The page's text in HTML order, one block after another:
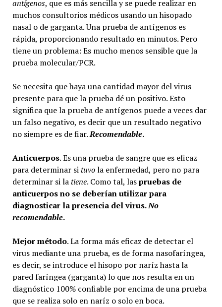
antígenos, que es más sencilla y se puede realizar en
muchos consultorios médicos usando un hisopado
nasal o de garganta. Una prueba de antígenos es
rápida, proporcionando resultado en minutos. Pero
tiene un problema: Es mucho menos sensible que la
prueba molecular/PCR.
Se necesita que haya una cantidad mayor del virus
presente para que la prueba dé un positivo. Esto
significa que la prueba de antígenos puede a veces dar
un falso negativo, es decir que un resultado negativo
no siempre es de fiar.Recomendable.
Anticuerpos. Es una prueba de sangre que es eficaz
para determinar situvola enfermedad, pero no para
determinar si latiene. Como tal, laspruebas de
anticuerpos no se deberían utilizar para
diagnosticar la presencia del virus.No
recomendable.
Mejor método. La forma más eficaz de detectar el
virus mediante una prueba, es de forma nasofaríngea,
es decir, se introduce el hisopo por naríz hasta la
pared faríngea (garganta) lo que nos resulta en un
diagnóstico 100% confiable por encima de una prueba
que se realiza solo en naríz o solo en boca.